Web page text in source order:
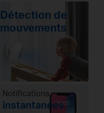
Détection de
mouvements
Notifications
instantanées